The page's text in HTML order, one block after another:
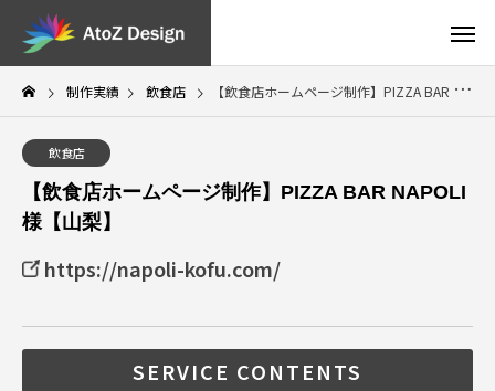
制作実績 飲食店 【飲食店ホームページ制作】PIZZA BAR NAPOLI 様【山梨】
飲食店
【飲食店ホームページ制作】PIZZA BAR NAPOLI
様【山梨】
https://napoli-kofu.com/
SERVICE CONTENTS